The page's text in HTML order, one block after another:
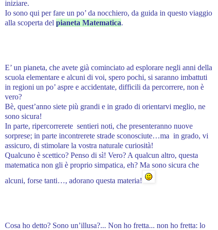
iniziare.
Io sono qui per fare un po’ da nocchiero, da guida in questo viaggio
alla scoperta del pianeta Matematica.
E’ un pianeta, che avete già cominciato ad esplorare negli anni della
scuola elementare e alcuni di voi, spero pochi, si saranno imbattuti
in regioni un po’ aspre e accidentate, difficili da percorrere, non è
vero?
Bè, quest’anno siete più grandi e in grado di orientarvi meglio, ne
sono sicura!
In parte, ripercorrerete sentieri noti, che presenteranno nuove
sorprese; in parte incontrerete strade sconosciute…ma in grado, vi
assicuro, di stimolare la vostra naturale curiosità!
Qualcuno è scettico? Penso di sì! Vero? A qualcun altro, questa
matematica non gli è proprio simpatica, eh? Ma sono sicura che
alcuni, forse tanti…, adorano questa materia!
Cosa ho detto? Sono un’illusa?... Non ho fretta... non ho fretta: lo